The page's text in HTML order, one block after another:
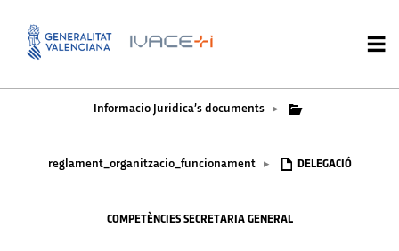
Informacio Juridica’s documents ▸
reglament_organitzacio_funcionament ▸ DELEGACIÓ
COMPETÈNCIES SECRETARIA GENERAL